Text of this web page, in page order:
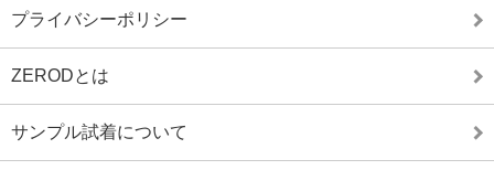
プライバシーポリシー
ZERODとは
サンプル試着について